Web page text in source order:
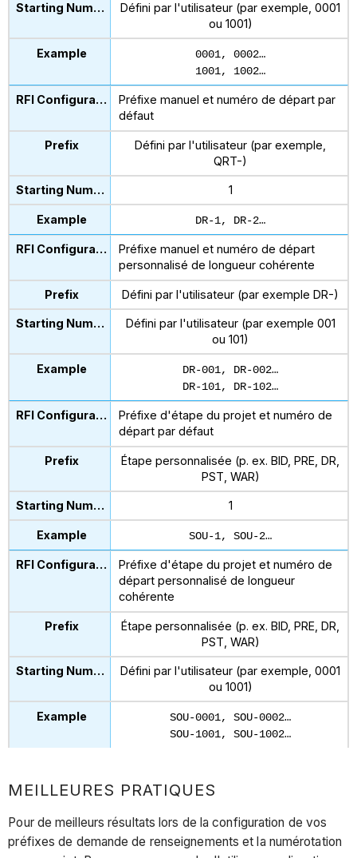
Défini par l'utilisateur (par exemple, 0001
ou 1001)
0001, 0002…
1001, 1002…
Préfixe manuel et numéro de départ par
défaut
Défini par l'utilisateur (par exemple,
QRT-)
1
DR-1, DR-2…
Préfixe manuel et numéro de départ
personnalisé de longueur cohérente
Défini par l'utilisateur (par exemple DR-)
Défini par l'utilisateur (par exemple 001
ou 101)
DR-001, DR-002…
DR-101, DR-102…
Préfixe d'étape du projet et numéro de
départ par défaut
Étape personnalisée (p. ex. BID, PRE, DR,
PST, WAR)
1
SOU-1, SOU-2…
Préfixe d'étape du projet et numéro de
départ personnalisé de longueur
cohérente
Étape personnalisée (p. ex. BID, PRE, DR,
PST, WAR)
Défini par l'utilisateur (par exemple, 0001
ou 1001)
SOU-0001, SOU-0002…
SOU-1001, SOU-1002…
MEILLEURES PRATIQUES
Pour de meilleurs résultats lors de la configuration de vos
préfixes de demande de renseignements et la numérotation